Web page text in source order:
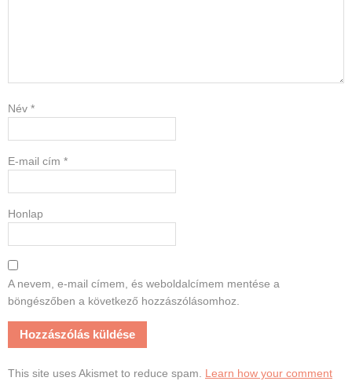
Név *
E-mail cím *
Honlap
A nevem, e-mail címem, és weboldalcímem mentése a
böngészőben a következő hozzászólásomhoz.
This site uses Akismet to reduce spam. Learn how your comment